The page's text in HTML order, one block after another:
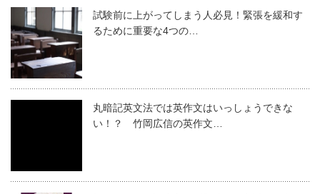
試験前に上がってしまう人必見！緊張を緩和す
るために重要な4つの…
丸暗記英文法では英作文はいっしょうできな
い！？ 竹岡広信の英作文…